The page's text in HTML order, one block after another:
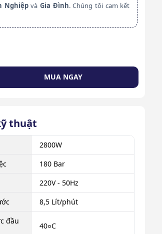
NghiệpvàGia Đình. Chúng tôi cam kết
MUA NGAY
thuật
2800W
180 Bar
220V - 50Hz
8,5 Lít/phút
đầu
40०C